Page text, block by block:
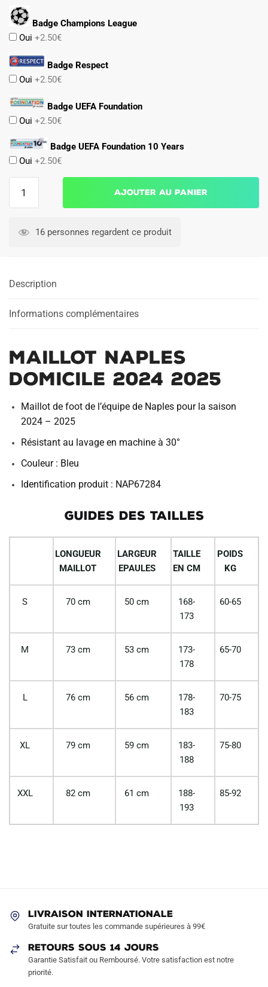
Badge Champions League
Oui +2.50€
Badge Respect
Oui +2.50€
Badge UEFA Foundation
Oui +2.50€
Badge UEFA Foundation 10 Years
Oui +2.50€
Naples
Ajouter au panier
16 personnes regardent ce produit
Description
Informations complémentaires
Maillot Naples
Domicile 2024 2025
Maillot de foot de l’équipe de Naples pour la saison
2024 – 2025
Résistant au lavage en machine à 30°
Couleur : Bleu
Identification produit : NAP67284
GUIDES DES TAILLES
LONGUEUR
MAILLOT
LARGEUR
EPAULES
TAILLE
EN CM
POIDS
KG
S 70 cm 50 cm
168-
173
60-65
M 73 cm 53 cm
173-
178
65-70
L 76 cm 56 cm
178-
183
70-75
XL 79 cm 59 cm
183-
188
75-80
XXL 82 cm 61 cm
188-
193
85-92
LIVRAISON INTERNATIONALE
Gratuite sur toutes les commande supérieures à 99€
RETOURS SOUS 14 JOURS
Garantie Satisfait ou Remboursé. Votre satisfaction est notre
priorité.